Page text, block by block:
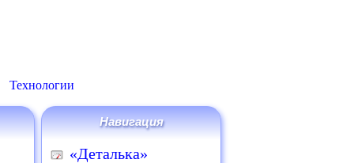
Технологии
Навигация
«Деталька»